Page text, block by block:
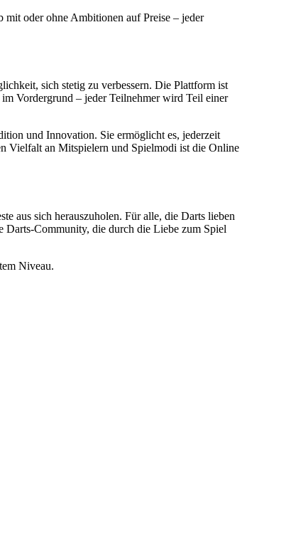
oder ohne Ambitionen auf Preise – jeder
sich stetig zu verbessern. Die Plattform ist
Vordergrund – jeder Teilnehmer wird Teil einer
und Innovation. Sie ermöglicht es, jederzeit
Vielfalt an Mitspielern und Spielmodi ist die Online
aus sich herauszuholen. Für alle, die Darts lieben
Darts-Community, die durch die Liebe zum Spiel
Niveau.